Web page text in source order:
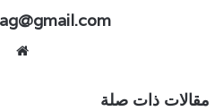
مقالات ذات صلة